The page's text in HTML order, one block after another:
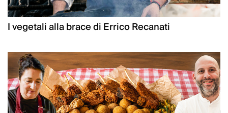
I vegetali alla brace di Errico Recanati